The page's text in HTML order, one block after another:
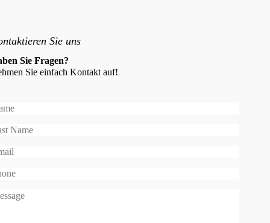
Sie uns
Sie Fragen?
Sie einfach Kontakt auf!